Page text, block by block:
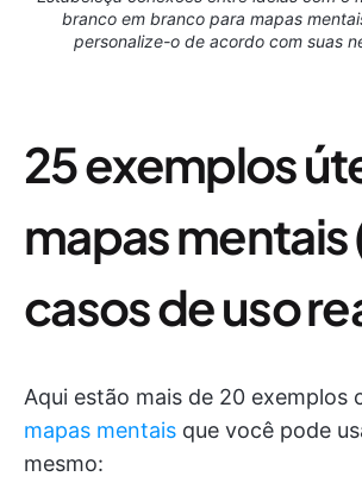
branco em branco para mapas
personalize-o de acordo com suas
25 exemplos
mapas mentais
casos de uso
Aqui estão mais de 20 exemplos
mapas mentais que você pode
mesmo: